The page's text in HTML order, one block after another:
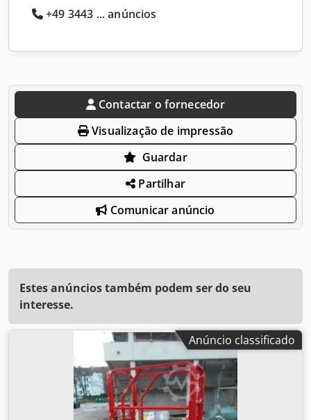
+49 3443 ... anúncios
Contactar o fornecedor
Visualização de impressão
Guardar
Partilhar
Comunicar anúncio
Estes anúncios também podem ser do seu
interesse.
Anúncio classificado